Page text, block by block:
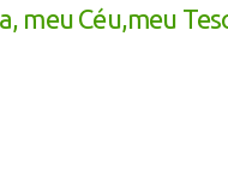
meu Céu,meu